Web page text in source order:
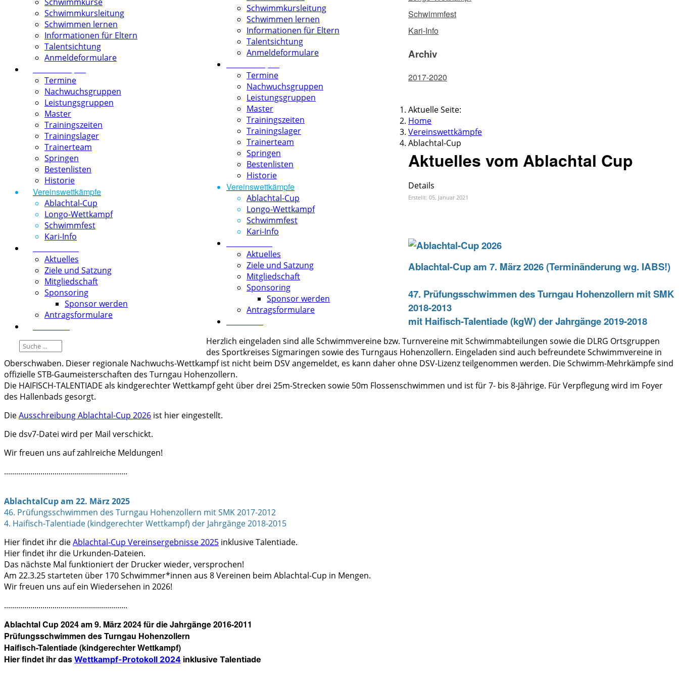
Schwimmkursleitung
Schwimmen lernen
Informationen für Eltern
Talentsichtung
Anmeldeformulare
Termine
Nachwuchsgruppen
Leistungsgruppen
Master
Trainingszeiten
Trainingslager
Trainerteam
Springen
Bestenlisten
Historie
Vereinswettkämpfe
Ablachtal-Cup
Longo-Wettkampf
Schwimmfest
Kari-Info
Aktuelles
Ziele und Satzung
Mitgliedschaft
Sponsoring
Sponsor werden
Antragsformulare
Schwimmkursleitung
Schwimmen lernen
Informationen für Eltern
Talentsichtung
Anmeldeformulare
Termine
Nachwuchsgruppen
Leistungsgruppen
Master
Trainingszeiten
Trainingslager
Trainerteam
Springen
Bestenlisten
Historie
Vereinswettkämpfe
Ablachtal-Cup
Longo-Wettkampf
Schwimmfest
Kari-Info
Aktuelles
Ziele und Satzung
Mitgliedschaft
Sponsoring
Sponsor werden
Antragsformulare
Schwimmfest
Kari-Info
Archiv
2017-2020
Aktuelle Seite:
Home
Vereinswettkämpfe
Ablachtal-Cup
Aktuelles vom Ablachtal Cup
Details
Erstellt: 05. Januar 2021
Ablachtal-Cup am 7. März 2026 (Terminänderung wg. IABS!)
47. Prüfungsschwimmen des Turngau Hohenzollern mit SMK
2018-2013
mit Haifisch-Talentiade (kgW) der Jahrgänge 2019-2018
Herzlich eingeladen sind alle Schwimmvereine bzw. Turnvereine mit Schwimmabteilungen sowie die DLRG Ortsgruppen
des Sportkreises Sigmaringen sowie des Turngaus Hohenzollern. Eingeladen sind auch befreundete Schwimmvereine in
Oberschwaben. Dieser regionale Nachwuchs-Wettkampf ist nicht beim DSV angemeldet, es kann daher ohne DSV-Lizenz teilgenommen werden. Die Schwimm-Mehrkämpfe sind
offizielle STB-Gaumeisterschaften des Turngau Hohenzollern.
Die HAIFISCH-TALENTIADE als kindgerechter Wettkampf geht über drei 25m-Strecken sowie 50m Flossenschwimmen und ist für 7- bis 8-Jährige. Für Verpflegung wird im Foyer
des Hallenbads gesorgt.
DieAusschreibung Ablachtal-Cup 2026 ist hier eingestellt.
Die dsv7-Datei wird per Mail verschickt.
Wir freuen uns auf zahlreiche Meldungen!
.............................................................
AblachtalCup am 22. März 2025
46. Prüfungsschwimmen des Turngau Hohenzollern mit SMK 2017-2012
4. Haifisch-Talentiade (kindgerechter Wettkampf) der Jahrgänge 2018-2015
Hier findet ihr dieAblachtal-Cup Vereinsergebnisse 2025 inklusive Talentiade.
Hier findet ihr die Urkunden-Dateien.
Das nächste Mal funktioniert der Drucker wieder, versprochen!
Am 22.3.25 starteten über 170 Schwimmer*innen aus 8 Vereinen beim Ablachtal-Cup in Mengen.
Wir freuen uns auf ein Wiedersehen in 2026!
.............................................................
Ablachtal Cup 2024 am 9. März 2024 für die Jahrgänge 2016-2011
Prüfungsschwimmen des Turngau Hohenzollern
Haifisch-Talentiade (kindgerechter Wettkampf)
Hier findet ihr das Wettkampf-Protokoll 2024 inklusive Talentiade